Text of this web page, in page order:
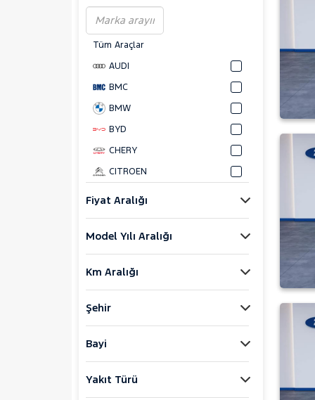
Tüm Araçlar
AUDI
BMC
BMW
BYD
CHERY
CITROEN
DAIHATSU
FIAT
FORD
E-Tourneo Courier
E-Transit
Fiyat Aralığı
Model Yılı Aralığı
Km Aralığı
Şehir
Bayi
Yakıt Türü